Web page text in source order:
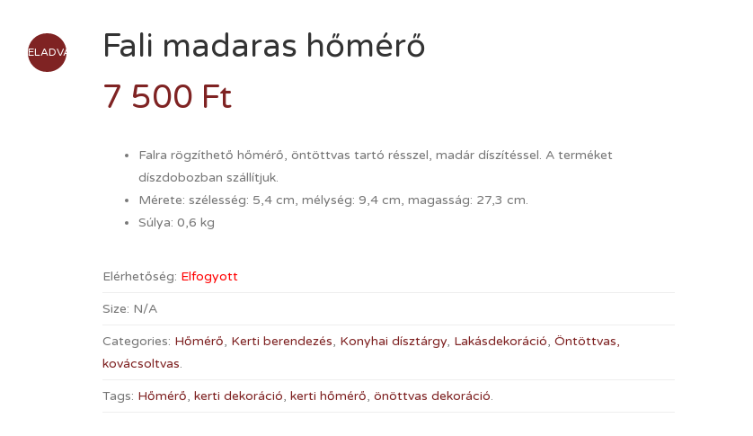
ELADVA
Fali madaras hőmérő
7 500 Ft
Falra rögzíthető hőmérő, öntöttvas tartó résszel, madár díszítéssel. A terméket
díszdobozban szállítjuk.
Mérete: szélesség: 5,4 cm, mélység: 9,4 cm, magasság: 27,3 cm.
Súlya: 0,6 kg
Elérhetőség: Elfogyott
Size: N/A
Categories: Hőmérő, Kerti berendezés, Konyhai dísztárgy, Lakásdekoráció,Öntöttvas,
kovácsoltvas.
Tags: Hőmérő,kerti dekoráció,kerti hőmérő,önöttvas dekoráció.